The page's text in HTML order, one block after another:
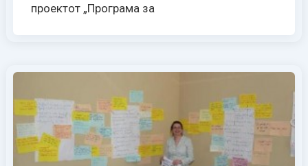
проектот „Програма за